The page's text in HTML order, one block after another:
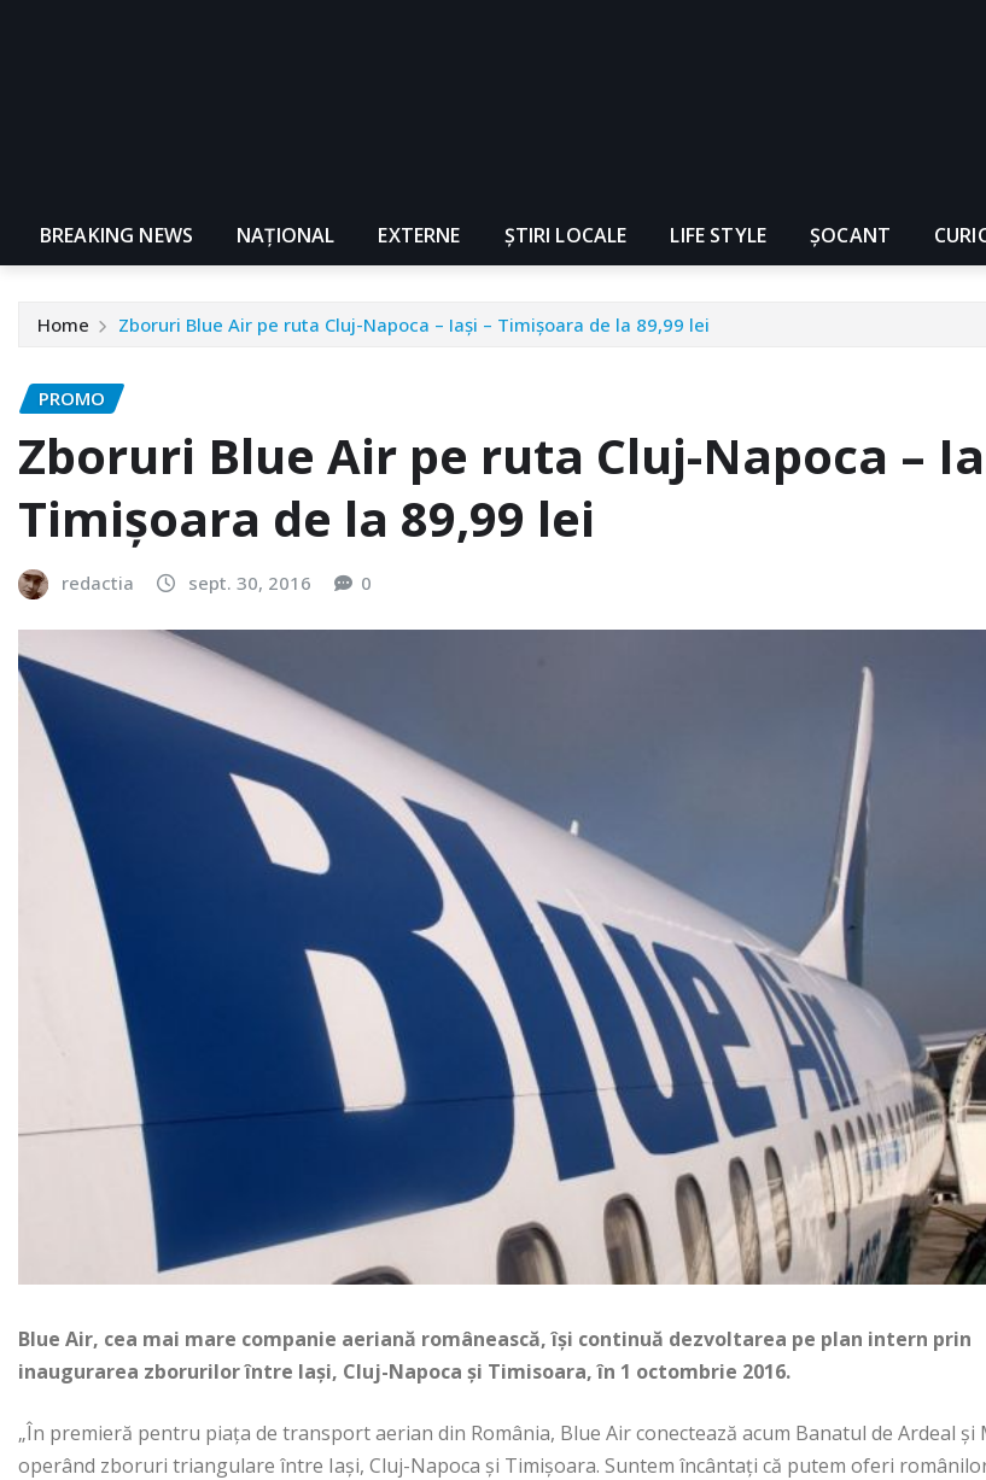
BREAKING NEWS NAŢIONAL EXTERNE ȘTIRI LOCALE LIFE STYLE ȘOCANT
Home Zboruri Blue Air pe ruta Cluj-Napoca – Iași – Timișoara de la 89,99 lei
PROMO
Zboruri Blue Air pe ruta Cluj-Napoca –
Timișoara de la 89,99 lei
redactia sept. 30, 2016 0
Blue Air, cea mai mare companie aeriană românească, își continuă dezvoltarea pe plan intern prin
inaugurarea zborurilor între Iași, Cluj-Napoca și Timisoara, în 1 octombrie 2016.
„În premieră pentru piața de transport aerian din România, Blue Air conectează acum Banatul de Ardeal și
operând zboruri triangulare între Iași, Cluj-Napoca și Timișoara. Suntem încântați că putem oferi